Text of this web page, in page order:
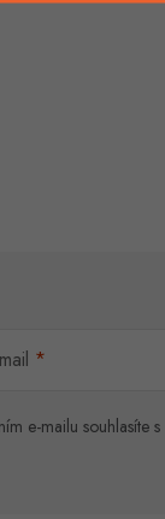
e-mailu souhlasíte s